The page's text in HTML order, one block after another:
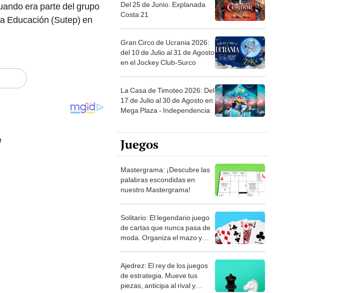
era parte del grupo
Educación (Sutep) en
Del 25 de Junio. Explanada
Costa 21
Gran Circo de Ucrania 2026:
del 10 de Julio al 31 de Agosto
en el Jockey Club-Surco
La Casa de Timoteo 2026: Del
17 de Julio al 30 de Agosto en
Mega Plaza - Independencia
Juegos
Mastergrama: ¡Descubre las
palabras escondidas en
nuestro Mastergrama!
Solitario: El legendario juego
de cartas que nunca pasa de
moda. Organiza el mazo y
Ajedrez: El rey de los juegos
de estrategia. Mueve tus
piezas, anticipa al rival y